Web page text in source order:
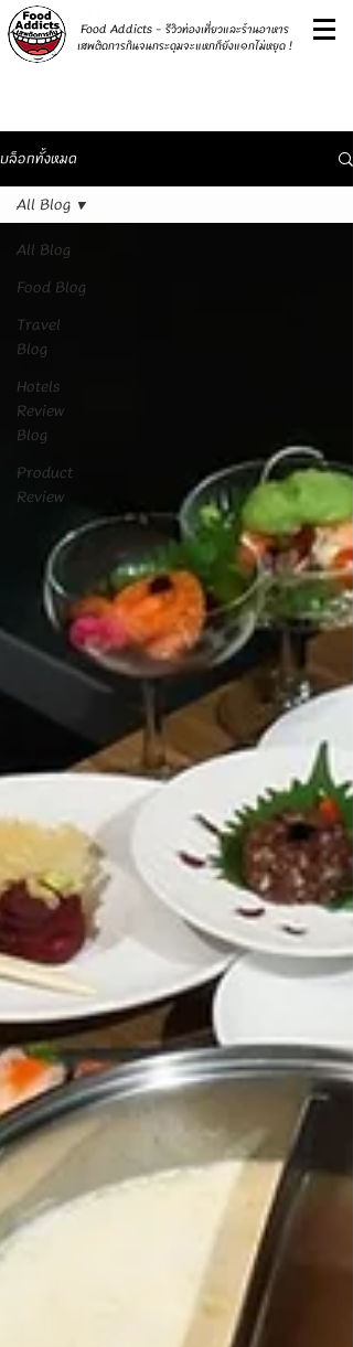
Food Addicts - รีวิวท่องเที่ยวและร้านอาหาร
เสพติดการกินจนกระดุมจะแหกก็ยังแ๑กไม่หยุด !
บล็อกทั้งหมด
All Blog
Food Blog
Travel
Blog
Hotels
Review
Blog
Product
Review
All Blog